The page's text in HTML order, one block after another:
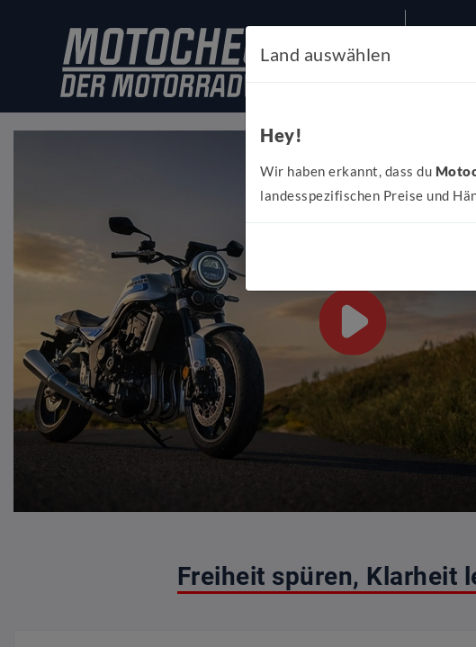
Freiheit spüren, Klarheit
Land auswählen
Hey!
Wir haben erkannt, dass du
landesspezifischen Preise und